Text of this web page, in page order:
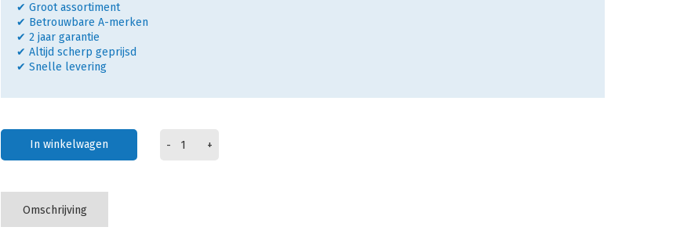
✔ Groot assortiment
✔ Betrouwbare A-merken
✔ 2 jaar garantie
✔ Altijd scherp geprijsd
✔ Snelle levering
In winkelwagen - +
Omschrijving